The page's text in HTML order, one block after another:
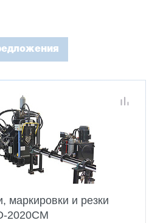
маркировки и резки
2020CM